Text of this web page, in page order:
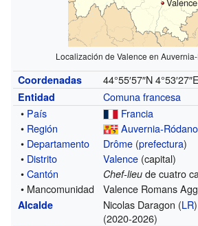
Localización de Valence en
Coordenadas 44°55′57″N 4°53′27″E
Entidad
Comuna francesa
• País
Francia
• Región
Auvernia-
• Departamento Drôme (prefectura)
• Distrito Valence (capital)
•Cantón Chef-lieu de cuatro
• Mancomunidad
Valence Romans
Alcalde Nicolas Daragon (LR)
(2020-2026)